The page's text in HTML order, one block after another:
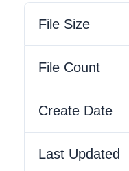
File Size
File Count
Create Date
Last Updated